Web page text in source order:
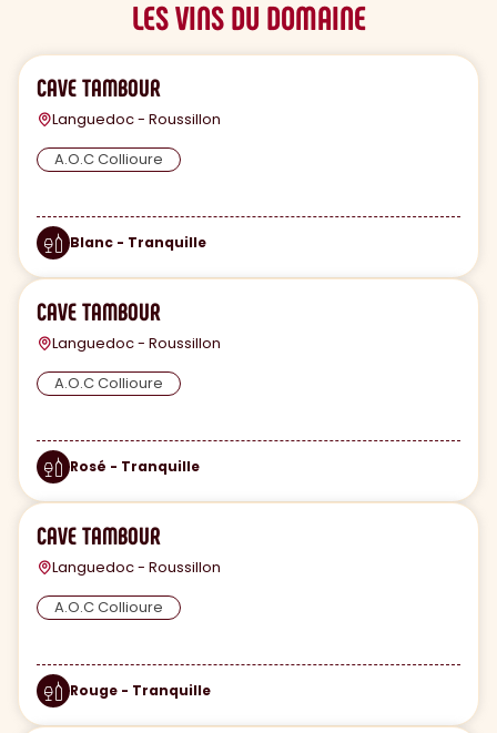
LES VINS DU DOMAINE
CAVE TAMBOUR
Languedoc - Roussillon
A.O.C Collioure
Blanc - Tranquille
CAVE TAMBOUR
Languedoc - Roussillon
A.O.C Collioure
Rosé - Tranquille
CAVE TAMBOUR
Languedoc - Roussillon
A.O.C Collioure
Rouge - Tranquille